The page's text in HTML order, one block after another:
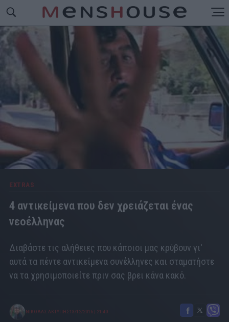
EXTRAS
4 αντικείμενα που δεν χρειάζεται ένας
νεοέλληνας
Διαβάστε τις αλήθειες που κάποιοι μας κρύβουν γι'
αυτά τα πέντε αντικείμενα συνέλληνες και σταματήστε
να τα χρησιμοποιείτε πριν σας βρει κάνα κακό.
ΝΙΚΟΛΑΣ ΑΚΤΥΠΗΣ 13/12/2016 21:40